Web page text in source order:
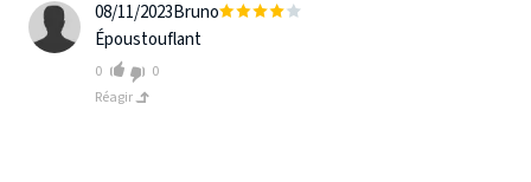
08/11/2023Bruno
Époustouflant
0
0
Réagir